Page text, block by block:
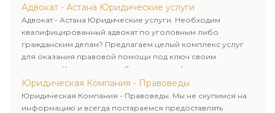
юридических лиц. Индивидуальный подход к каждому
клиенту.
Адвокат - Астана Юридические услуги
Адвокат - Астана Юридические услуги. Необходим
квалифицированный адвокат по уголовным либо
гражданским делам? Предлагаем целый комплекс услуг
для оказания правовой помощи под ключ своим
клиентам. Комплексное обслуживание физических и
юридических лиц. Индивидуальный подход к каждому
клиенту.
Юридическая Компания - Правоведы
Юридическая Компания - Правоведы. Мы не скупимся на
информацию и всегда постараемся предоставлять